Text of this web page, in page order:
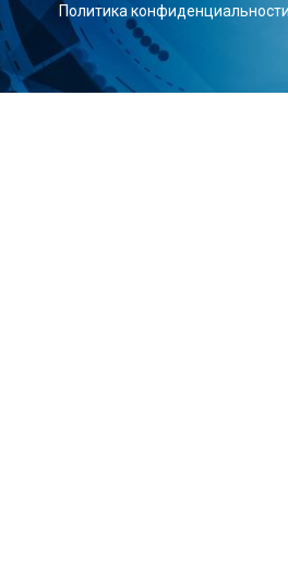
Политика конфиденциальности